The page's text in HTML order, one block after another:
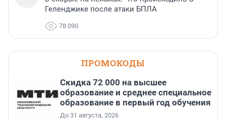
Геленджике после атаки БПЛА
78 090
ПРОМОКОДЫ
Скидка 72 000 на высшее
образование и среднее специальное
образование в первый год обучения
До 31 августа, 2026